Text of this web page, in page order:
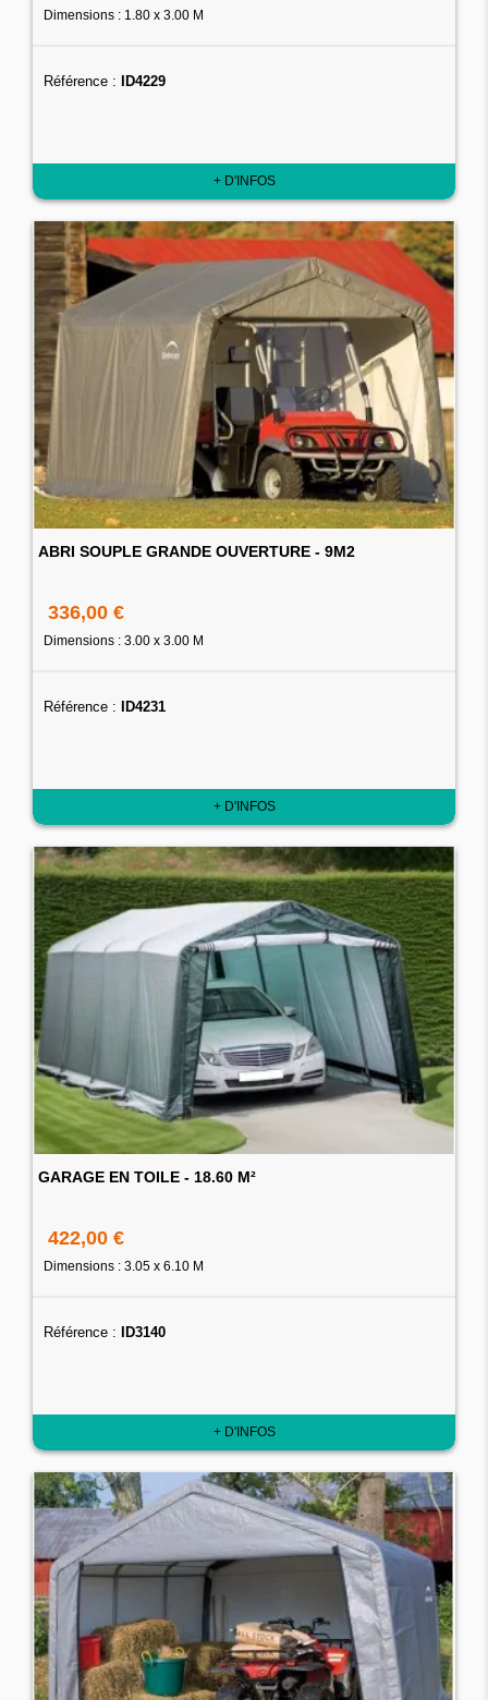
Dimensions : 1.80 x 3.00 M
Référence : ID4229
+ D'INFOS
ABRI SOUPLE GRANDE OUVERTURE - 9M2
336,00 €
Dimensions : 3.00 x 3.00 M
Référence : ID4231
+ D'INFOS
GARAGE EN TOILE - 18.60 M²
422,00 €
Dimensions : 3.05 x 6.10 M
Référence : ID3140
+ D'INFOS